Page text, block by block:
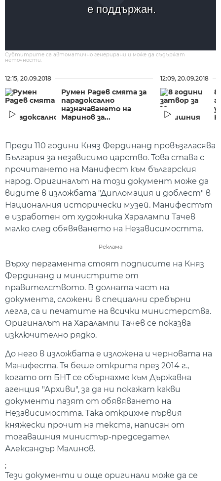
е поддържан.
Субтитрите са автоматично генерирани и може да съдържат
неточности.
12:15, 20.09.2018
Румен Радев смята за
парадоксално
назначаването на
Маринов за...
12:09, 20.09.2018
8
Преди 110 години Княз Фердинанд провъзгласява
България за независимо царство. Това става с
прочитането на Манифест към българския
народ. Оригиналът на този документ може да
видите в изложбата "Дипломация и доблест" в
Националния исторически музей. Манифестът
е изработен от художника Харалампи Тачев
малко след обявяването на Независимостта.
Реклама
Върху пергамента стоят подписите на Княз
Фердинанд и министрите от
правителството. В долната част на
документа, сложени в специални сребърни
легла, са и печатите на всички министерства.
Оригиналът на Харалампи Тачев се показва
изключително рядко.
До него в изложбата е изложена и черновата на
Манифеста. Тя беше открита през 2014 г.,
когато от БНТ се обърнахме към Държавна
агенция "Архиви", за да ни покажат какви
документи пазят от обявяването на
Независимостта. Така открихме първия
княжески прочит на текста, написан от
тогавашния министър-председател
Александър Малинов.
;
Тези документи и още оригинали може да се